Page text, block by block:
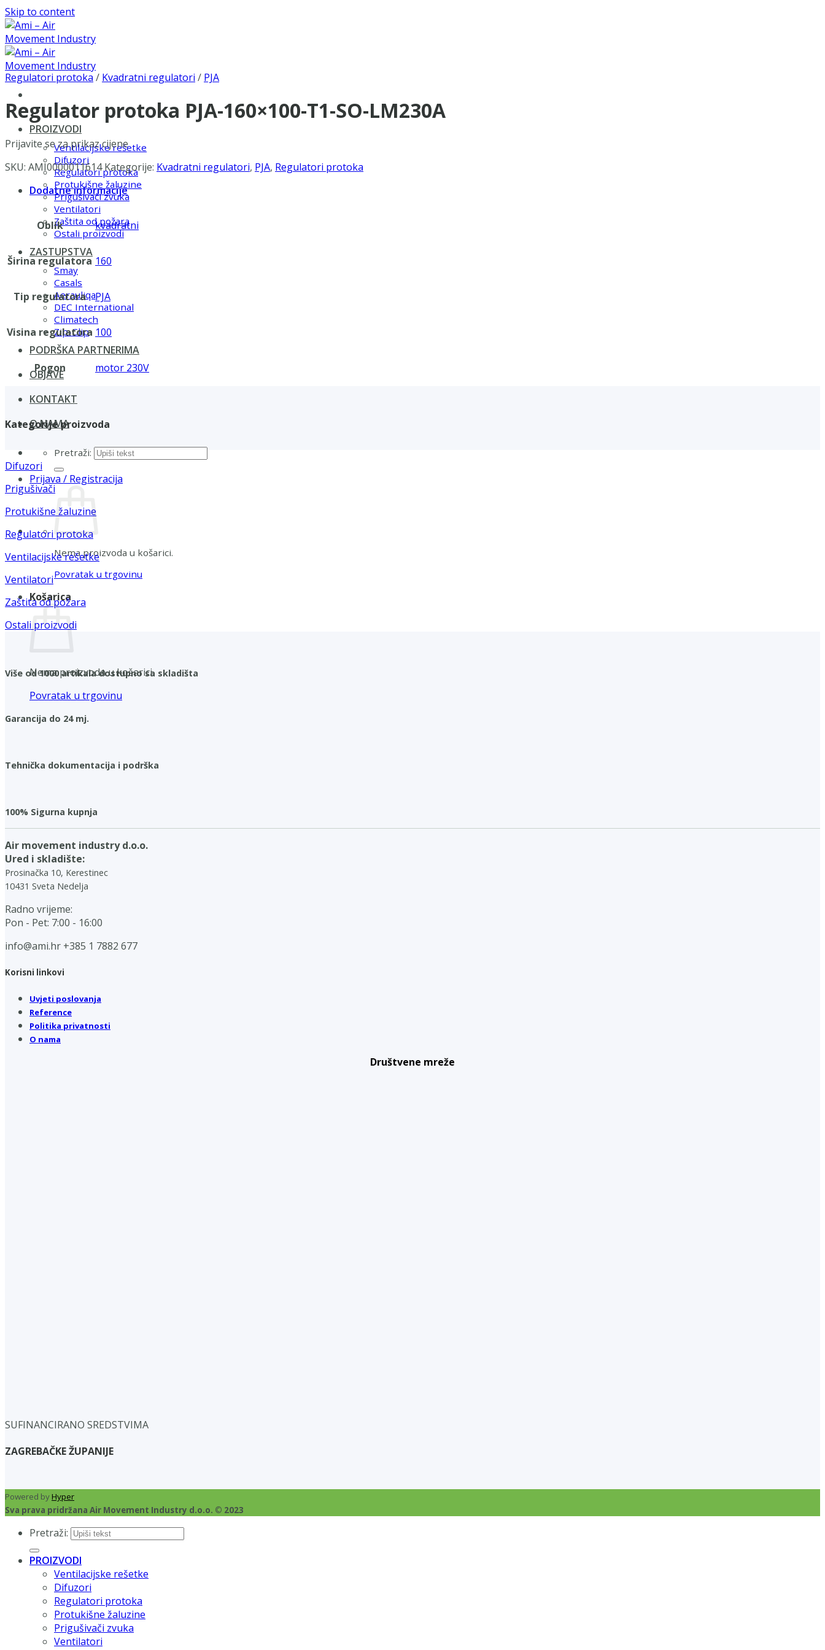
Skip to content
PROIZVODI
Ventilacijske rešetke
Difuzori
Regulatori protoka
Protukišne žaluzine
Prigušivači zvuka
Ventilatori
Zaštita od požara
Ostali proizvodi
ZASTUPSTVA
Smay
Casals
Aerauliqa
DEC International
Climatech
Zip-Clip
PODRŠKA PARTNERIMA
OBJAVE
KONTAKT
O NAMA
Pretraži:
Prijava / Registracija
Nema proizvoda u košarici.
Povratak u trgovinu
Košarica
Nema proizvoda u košarici.
Povratak u trgovinu
Regulatori protoka / Kvadratni regulatori / PJA
Regulator protoka PJA-160×100-T1-SO-LM230A
Prijavite se za prikaz cijene
SKU: AMI0000011614 Kategorije: Kvadratni regulatori, PJA, Regulatori protoka
Dodatne informacije
Oblik kvadratni
Širina regulatora 160
Tip regulatora PJA
Visina regulatora 100
Pogon motor 230V
Kategorije proizvoda
Difuzori
Prigušivači
Protukišne žaluzine
Regulatori protoka
Ventilacijske rešetke
Ventilatori
Zaštita od požara
Ostali proizvodi
Više od 1000 artikala dostupno sa skladišta
Garancija do 24 mj.
Tehnička dokumentacija i podrška
100% Sigurna kupnja
Air movement industry d.o.o.
Ured i skladište:
Prosinačka 10, Kerestinec
10431 Sveta Nedelja
Radno vrijeme:
Pon - Pet: 7:00 - 16:00
info@ami.hr +385 1 7882 677
Korisni linkovi
Uvjeti poslovanja
Reference
Politika privatnosti
O nama
Društvene mreže
SUFINANCIRANO SREDSTVIMA
ZAGREBAČKE ŽUPANIJE
Powered byHyper
Sva prava pridržana Air Movement Industry d.o.o. © 2023
Pretraži:
PROIZVODI
Ventilacijske rešetke
Difuzori
Regulatori protoka
Protukišne žaluzine
Prigušivači zvuka
Ventilatori